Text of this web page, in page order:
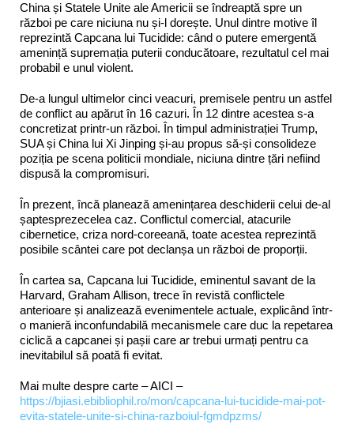
China și Statele Unite ale Americii se îndreaptă spre un
război pe care niciuna nu și-l dorește. Unul dintre motive îl
reprezintă Capcana lui Tucidide: când o putere emergentă
amenință supremația puterii conducătoare, rezultatul cel mai
probabil e unul violent.
De-a lungul ultimelor cinci veacuri, premisele pentru un astfel
de conflict au apărut în 16 cazuri. În 12 dintre acestea s-a
concretizat printr-un război. În timpul administrației Trump,
SUA și China lui Xi Jinping și-au propus să-și consolideze
poziția pe scena politicii mondiale, niciuna dintre țări nefiind
dispusă la compromisuri.
În prezent, încă planează amenințarea deschiderii celui de-al
șaptesprezecelea caz. Conflictul comercial, atacurile
cibernetice, criza nord-coreeană, toate acestea reprezintă
posibile scântei care pot declanșa un război de proporții.
În cartea sa, Capcana lui Tucidide, eminentul savant de la
Harvard, Graham Allison, trece în revistă conflictele
anterioare și analizează evenimentele actuale, explicând într-
o manieră inconfundabilă mecanismele care duc la repetarea
ciclică a capcanei și pașii care ar trebui urmați pentru ca
inevitabilul să poată fi evitat.
Mai multe despre carte – AICI –
https://bjiasi.ebibliophil.ro/mon/capcana-lui-tucidide-mai-pot-
evita-statele-unite-si-china-razboiul-fgmdpzms/